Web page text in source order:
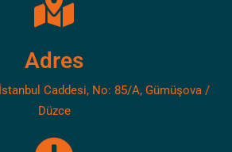
Adres
Caddesi, No: 85/A, Gümüşova /
Düzce